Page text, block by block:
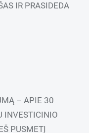
IR PRASIDEDA
– APIE 30
INVESTICINIO
PUSMETĮ